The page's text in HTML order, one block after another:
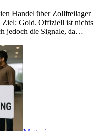
Handel über Zollfreilager
Ziel: Gold. Offiziell ist nichts
jedoch die Signale, da…